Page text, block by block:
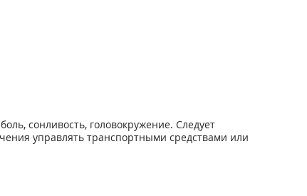
сонливость, головокружение. Следует
управлять транспортными средствами или